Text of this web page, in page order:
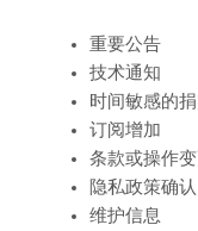
重要公告
技术通知
时间敏感的
订阅增加
条款或操作变
隐私政策确认
维护信息